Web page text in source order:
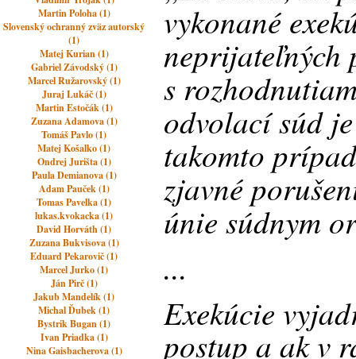
Martin Poloha (1)
Slovenský ochranný zväz autorský
(1)
Matej Kurian (1)
Gabriel Závodský (1)
Marcel Ružarovský (1)
Juraj Lukáč (1)
Martin Estočák (1)
Zuzana Adamova (1)
Tomáš Pavlo (1)
Matej Košalko (1)
Ondrej Jurišta (1)
Paula Demianova (1)
Adam Pauček (1)
Tomas Pavelka (1)
lukas.kvokacka (1)
David Horváth (1)
Zuzana Bukvisova (1)
Eduard Pekarovič (1)
Marcel Jurko (1)
Ján Pirč (1)
Jakub Mandelík (1)
Michal Ďubek (1)
Bystrik Bugan (1)
Ivan Priadka (1)
Nina Gaisbacherova (1)
vykonané
neprijateľných
s
odvolací súd
takomto
zjavné
únie súdnym
...
Exekúcie
postup a ak v